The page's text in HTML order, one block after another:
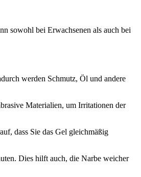
sowohl bei Erwachsenen als auch bei
werden Schmutz, Öl und andere
Materialien, um Irritationen der
dass Sie das Gel gleichmäßig
Dies hilft auch, die Narbe weicher